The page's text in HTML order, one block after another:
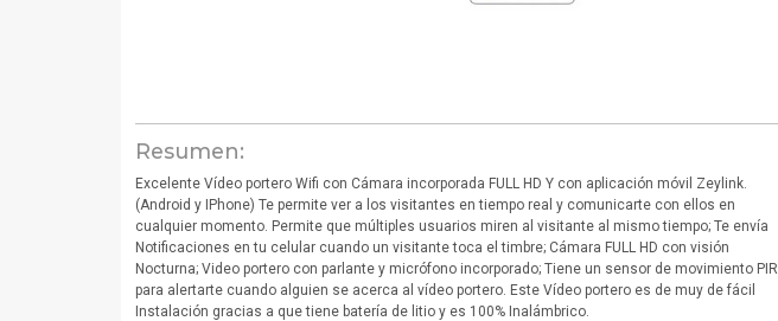
Resumen:
Excelente Vídeo portero Wifi con Cámara incorporada FULL HD Y con aplicación móvil Zeylink.
(Android y IPhone) Te permite ver a los visitantes en tiempo real y comunicarte con ellos en
cualquier momento. Permite que múltiples usuarios miren al visitante al mismo tiempo; Te envía
Notificaciones en tu celular cuando un visitante toca el timbre; Cámara FULL HD con visión
Nocturna; Video portero con parlante y micrófono incorporado; Tiene un sensor de movimiento PIR
para alertarte cuando alguien se acerca al vídeo portero. Este Vídeo portero es de muy de fácil
Instalación gracias a que tiene batería de litio y es 100% Inalámbrico.